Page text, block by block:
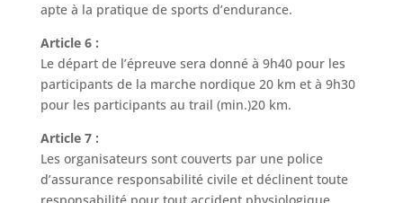
apte à la pratique de sports d’endurance.
Article 6 :
Le départ de l’épreuve sera donné à 9h40 pour les
participants de la marche nordique 20 km et à 9h30
pour les participants au trail (min.)20 km.
Article 7 :
Les organisateurs sont couverts par une police
d’assurance responsabilité civile et déclinent toute